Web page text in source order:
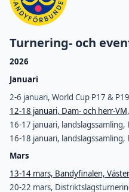
Turnering- och
2026
Januari
2-6 januari, World Cup P17 &
12-18 januari, Dam- och herr-
16-17 januari, landslagssamling,
16-18 januari, landslagssamling,
Mars
13-14 mars, Bandyfinalen,
20-22 mars,